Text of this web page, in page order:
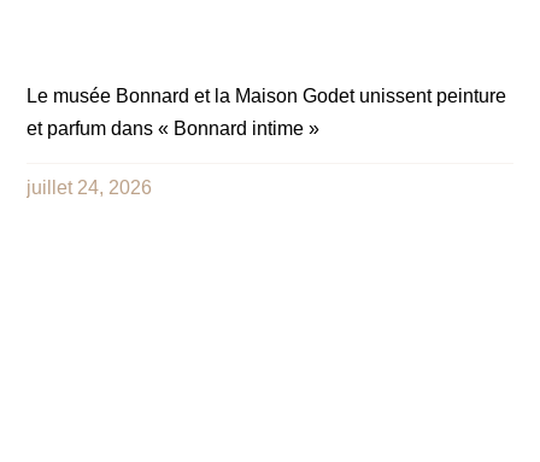
Le musée Bonnard et la Maison Godet unissent peinture
et parfum dans « Bonnard intime »
juillet 24, 2026